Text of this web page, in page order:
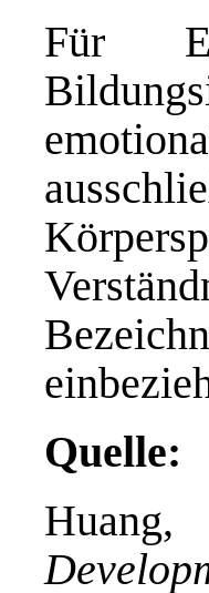
Für
Quelle: